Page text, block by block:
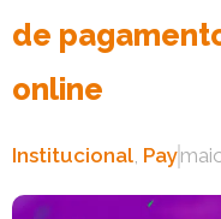
de
online
Institucional, Pay